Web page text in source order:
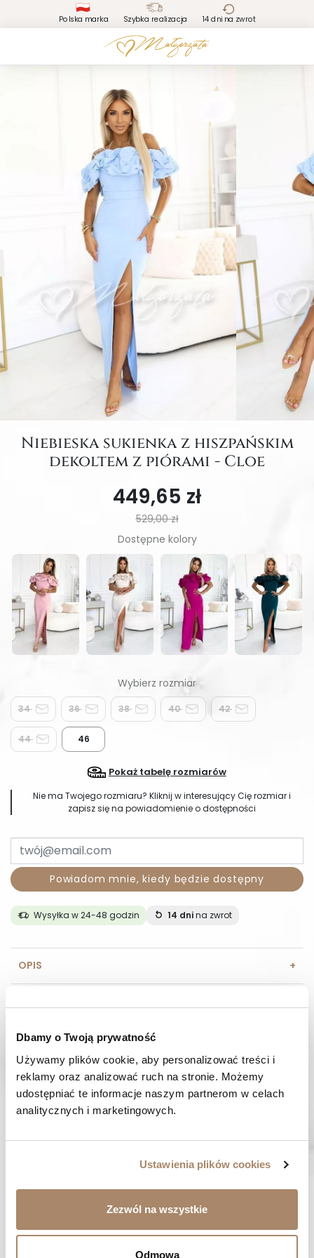
Dbamy o Twoją prywatność
Używamy plików cookie, aby personalizować treści i
reklamy oraz analizować ruch na stronie. Możemy
udostępniać te informacje naszym partnerom w celach
analitycznych i marketingowych.
Ustawienia plików cookies
Zezwól na wszystkie
Odmowa
Polska marka Szybka realizacja 14 dni na zwrot
Niebieska sukienka z hiszpańskim
dekoltem z piórami - Cloe
449,65 zł
529,00 zł
Dostępne kolory
34 36 38 40 42
44 46
Pokaż tabelę rozmiarów
Nie ma Twojego rozmiaru? Kliknij w interesujący Cię rozmiar i
zapisz się na powiadomienie o dostępności
Powiadom mnie, kiedy będzie dostępny
Wysyłka w 24-48 godzin 14 dnina zwrot
OPIS
SPOSOBY PŁATNOŚCI
OPINIE (0)
MASZ PYTANIE? Zadzwoń do nas :
godziny 15:00. +48 537 238 431
ZAKUPY BEZ RYZYKA